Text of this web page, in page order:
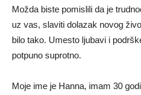
Možda biste pomislili da je
uz vas, slaviti dolazak novog
bilo tako. Umesto ljubavi i
potpuno suprotno.
Moje ime je Hanna, imam 30